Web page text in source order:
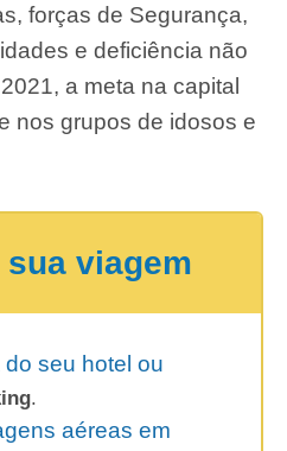
forças de Segurança,
e deficiência não
a meta na capital
nos grupos de idosos e
sua viagem
do seu hotel ou
.
aéreas em